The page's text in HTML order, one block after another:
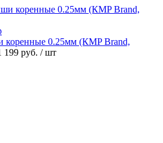
коренные 0.25мм (КMP Brand,
199 руб. / шт